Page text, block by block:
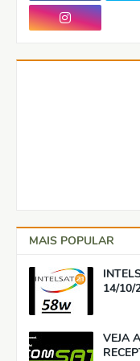
MAIS POPULAR
14/10/
VEJA